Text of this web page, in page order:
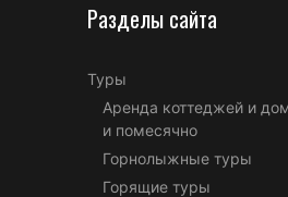
Разделы сайта
Туры
Аренда коттеджей и
и помесячно
Горнолыжные туры
Горящие туры